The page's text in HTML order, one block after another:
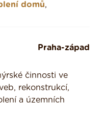
domů,
Praha-západ
činnosti ve
rekonstrukcí,
a územních